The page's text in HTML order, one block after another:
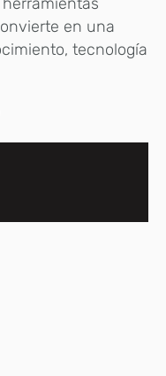
en una
tecnología